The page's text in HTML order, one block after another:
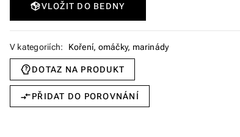
VLOŽIT DO BEDNY
V kategoriích: Koření, omáčky, marinády
DOTAZ NA PRODUKT
PŘIDAT DO POROVNÁNÍ